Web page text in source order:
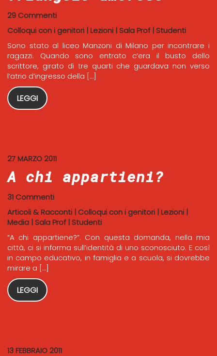
29 Commenti
Colloqui con i genitori | Lezioni | Sala Prof| Studenti
Sono stato al liceo Manzoni di Milano per incontrare i
ragazzi. Quando sono entrato c’era il busto dello
scrittore, girato di tre quarti che guardava non verso
l’atrio d’ingresso della […]
LEGGI
27 MARZO 2011
A chi appartieni?
31 Commenti
Articoli & Racconti | Colloqui con i genitori | Lezioni |
Media | Sala Prof| Studenti
“A chi appartiene?”. Con questa domanda, nella mia
città, ci si informa sull’identità di uno sconosciuto. E così
in campo educativo, in famiglia e a scuola, si dovrebbe
mirare a […]
LEGGI
13 FEBBRAIO 2011